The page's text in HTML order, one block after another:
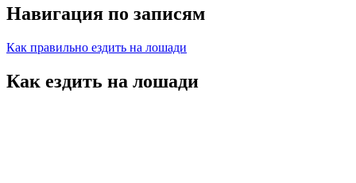
Навигация по записям
Как правильно ездить на лошади
Как ездить на лошади